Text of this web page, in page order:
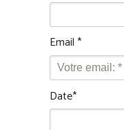
Email *
Date*